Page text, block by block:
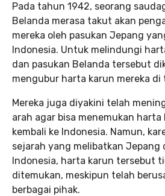
Pada tahun 1942, seorang
Belanda merasa takut akan
mereka oleh pasukan Jepang
Indonesia. Untuk melindungi
dan pasukan Belanda tersebut
mengubur harta karun mereka di
Mereka juga diyakini telah
arah agar bisa menemukan
kembali ke Indonesia. Namun,
sejarah yang melibatkan Jepang
Indonesia, harta karun tersebut
ditemukan, meskipun telah
berbagai pihak.